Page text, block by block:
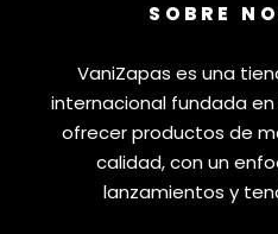
SOBRE
VaniZapas es una
internacional fundada en
ofrecer productos de
calidad, con un
lanzamientos y